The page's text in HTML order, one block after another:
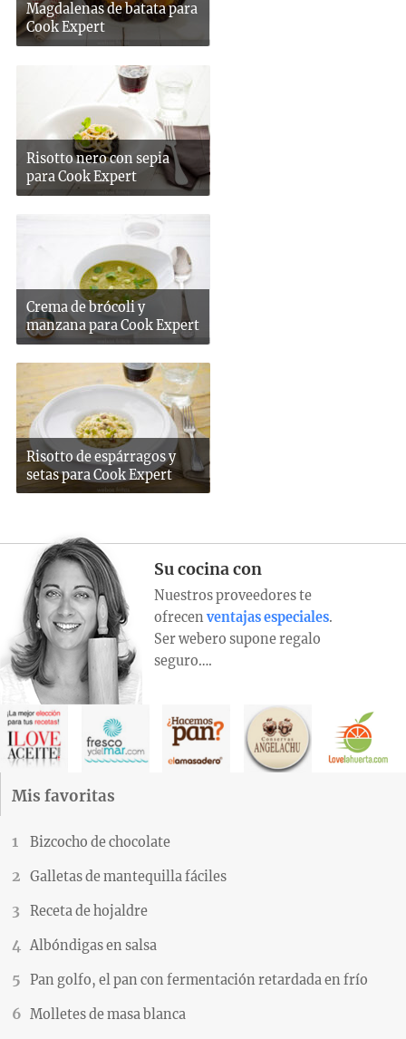
Magdalenas de batata para
Cook Expert
Risotto nero con sepia
para Cook Expert
Crema de brócoli y
manzana para Cook Expert
Risotto de espárragos y
setas para Cook Expert
Su cocina con
Nuestros proveedores te
ofrecen ventajas especiales.
Ser webero supone regalo
seguro….
Mis favoritas
Bizcocho de chocolate
Galletas de mantequilla fáciles
Receta de hojaldre
Albóndigas en salsa
Pan golfo, el pan con fermentación retardada en frío
Molletes de masa blanca